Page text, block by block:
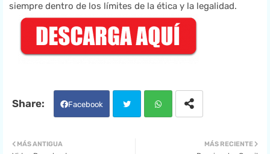
siempre dentro de los límites de la ética y la legalidad.
Facebook
MÁS RECIENTE
MÁS ANTIGUA